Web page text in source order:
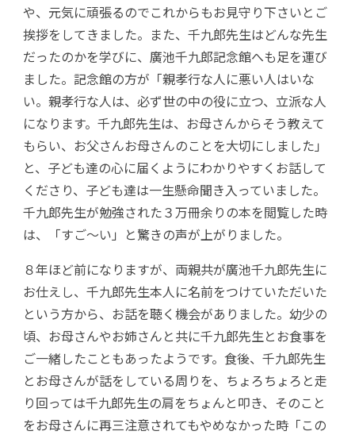
や、元気に頑張るのでこれからもお見守り下さいとご
挨拶をしてきました。また、千九郎先生はどんな先生
だったのかを学びに、廣池千九郎記念館へも足を運び
ました。記念館の方が「親孝行な人に悪い人はいな
い。親孝行な人は、必ず世の中の役に立つ、立派な人
になります。千九郎先生は、お母さんからそう教えて
もらい、お父さんお母さんのことを大切にしました」
と、子ども達の心に届くようにわかりやすくお話して
くださり、子ども達は一生懸命聞き入っていました。
千九郎先生が勉強された３万冊余りの本を閲覧した時
は、「すご～い」と驚きの声が上がりました。
８年ほど前になりますが、両親共が廣池千九郎先生に
お仕えし、千九郎先生本人に名前をつけていただいた
という方から、お話を聴く機会がありました。幼少の
頃、お母さんやお姉さんと共に千九郎先生とお食事を
ご一緒したこともあったようです。食後、千九郎先生
とお母さんが話をしている周りを、ちょろちょろと走
り回っては千九郎先生の肩をちょんと叩き、そのこと
をお母さんに再三注意されてもやめなかった時「この